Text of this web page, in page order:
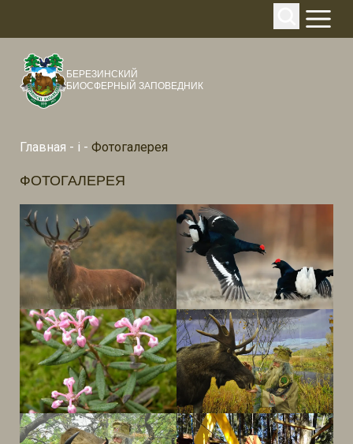
БЕРЕЗИНСКИЙ
БИОСФЕРНЫЙ ЗАПОВЕДНИК
Главная - i - Фотогалерея
ФОТОГАЛЕРЕЯ